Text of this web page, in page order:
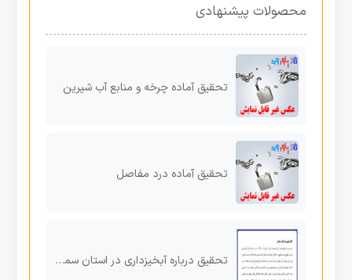
محصولات پیشنهادی
تحقیق آماده چرخه و منابع آب شیرین
تحقیق آماده درد مفاصل
تحقیق درباره آبخیزداری در استان سمنان